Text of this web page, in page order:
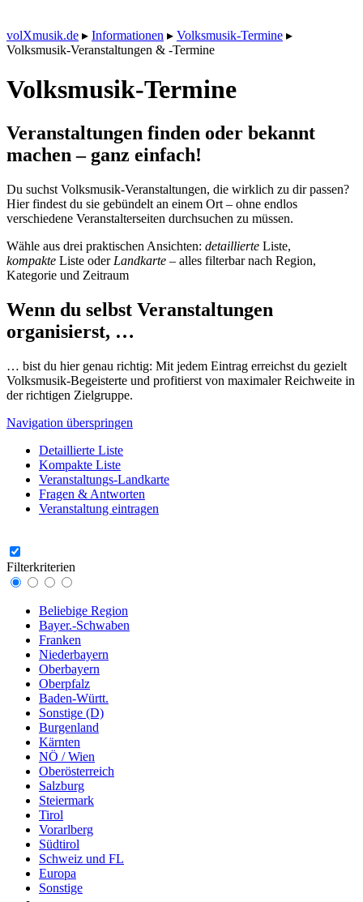
volXmusik.de ▸ Informationen ▸ Volksmusik-Termine ▸
Volksmusik-Veranstaltungen & -Termine
Volksmusik-Termine
Veranstaltungen finden oder bekannt
machen – ganz einfach!
Du suchst Volksmusik-Veranstaltungen, die wirklich zu dir passen?
Hier findest du sie gebündelt an einem Ort – ohne endlos
verschiedene Veranstalterseiten durchsuchen zu müssen.
Wähle aus drei praktischen Ansichten: detaillierte Liste,
kompakte Liste oder Landkarte – alles filterbar nach Region,
Kategorie und Zeitraum
Wenn du selbst Veranstaltungen
organisierst, …
… bist du hier genau richtig: Mit jedem Eintrag erreichst du gezielt
Volksmusik-Begeisterte und profitierst von maximaler Reichweite in
der richtigen Zielgruppe.
Navigation überspringen
Detaillierte Liste
Kompakte Liste
Veranstaltungs-Landkarte
Fragen & Antworten
Veranstaltung eintragen
Filterkriterien
Beliebige Region
Bayer.-Schwaben
Franken
Niederbayern
Oberbayern
Oberpfalz
Baden-Württ.
Sonstige (D)
Burgenland
Kärnten
NÖ / Wien
Oberösterreich
Salzburg
Steiermark
Tirol
Vorarlberg
Südtirol
Schweiz und FL
Europa
Sonstige